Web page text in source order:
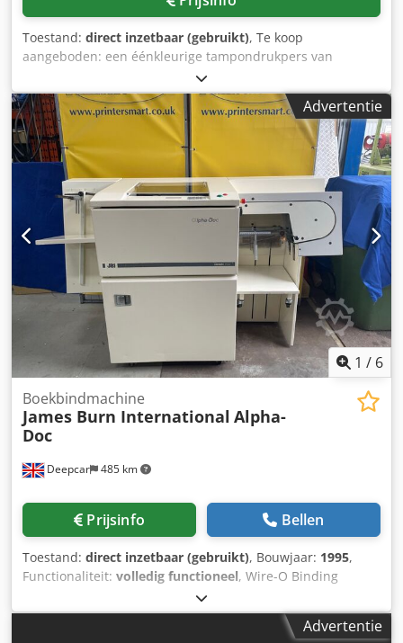
Toestand: direct inzetbaar (gebruikt), Te koop
aangeboden: een éénkleurige tampondrukpers van
Printing International. Clichéformaat: 100 mm/100 mm,
maximaal werkstukformaat: ca. 130 mm/170 mm,
maximaal afdrukdiameter: ca. 60 mm, maximale
tamponslag: 100 mm, maximale cyclustijd: 1200 cycli/uur.
De machine wordt aangedreven door perslucht; het
druksysteem heeft open inktbakken. Bezichtiging is
mogelijk na overleg. Dodpszk Nb Nofx Aciewa
Advertentie
1 / 6
Deepcar 485 km
Boekbindmachine
James Burn International Alpha-
Doc
Prijsinfo Bellen
Toestand: direct inzetbaar (gebruikt), Bouwjaar: 1995,
Functionaliteit: volledig functioneel, Wire-O Binding
automatische papierperforeermachine voor A4 & A5 vellen.
Maximaal velformaat 360mm x 330mm Minimaal
velformaat 138mm x 138mm Papiervoorraad 50gsm tot
Advertentie